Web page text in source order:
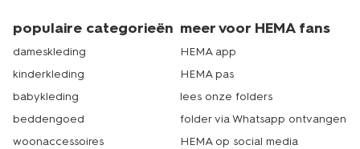
populaire categorieën
dameskleding
kinderkleding
babykleding
beddengoed
woonaccessoires
meer voor HEMA fans
HEMA app
HEMA pas
lees onze folders
folder via Whatsapp ontvangen
HEMA op social media